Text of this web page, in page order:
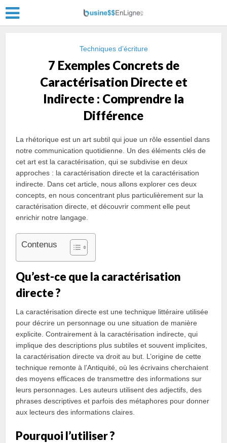
Techniques d’écriture
7 Exemples Concrets de
Caractérisation Directe et
Indirecte : Comprendre la
Différence
La rhétorique est un art subtil qui joue un rôle essentiel dans
notre communication quotidienne. Un des éléments clés de
cet art est la caractérisation, qui se subdivise en deux
approches : la caractérisation directe et la caractérisation
indirecte. Dans cet article, nous allons explorer ces deux
concepts, en nous concentrant plus particulièrement sur la
caractérisation directe, et découvrir comment elle peut
enrichir notre langage.
Contenus
Qu’est-ce que la caractérisation
directe ?
La caractérisation directe est une technique littéraire utilisée
pour décrire un personnage ou une situation de manière
explicite. Contrairement à la caractérisation indirecte, qui
implique des descriptions plus subtiles et souvent implicites,
la caractérisation directe va droit au but. L’origine de cette
technique remonte à l’Antiquité, où les écrivains cherchaient
des moyens efficaces de transmettre des informations sur
leurs personnages. Les auteurs utilisent des adjectifs, des
phrases descriptives et parfois des métaphores pour donner
aux lecteurs des informations claires.
Pourquoi l’utiliser ?